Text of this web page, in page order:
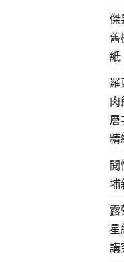
傑
舊
紙
羅
肉
層
精
閱
埔
露
星
講